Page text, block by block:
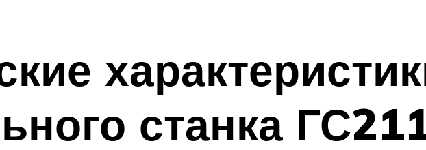
станка